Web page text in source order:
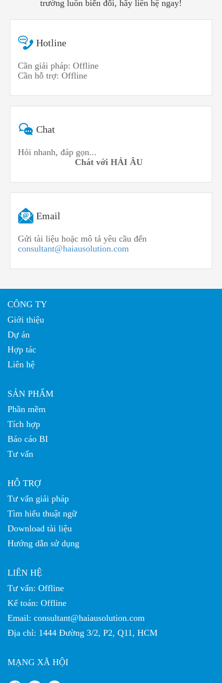
trường luôn biến đổi, hãy liên hệ ngay!
Hotline
Cần giải pháp: Offline
Cần hỗ trợ: Offline
Chat
Hỏi nhanh, đáp gọn...
Chát với HẢI ÂU
Email
Gửi tài liệu hoặc mô tả yêu cầu đến
consultant@haiausolution.com
CÔNG TY
Giới thiệu
Dự án
Hợp tác
Liên hệ
SẢN PHẨM
Phần mềm
Tích hợp
Báo cáo BI
Tư vấn
HỖ TRỢ
Tư vấn giải pháp
Tìm hiểu thuật ngữ
Download tài liệu
Hướng dẫn sử dụng
LIÊN HỆ
Tư vấn: Offline
Kế toán: Offline
Email: consultant@haiausolution.com
Địa chỉ: 1444 Đường 3/2, P2, Q11, HCM
MẠNG XÃ HỘI